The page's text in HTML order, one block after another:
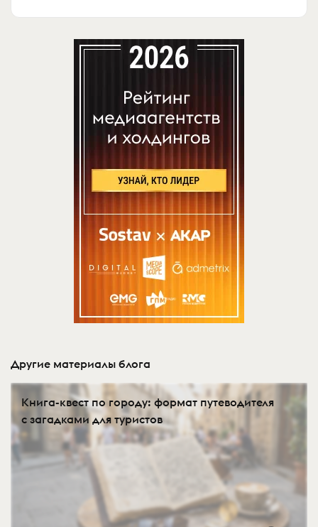
Другие материалы блога
Книга-квест по городу: формат путеводителя
с загадками для туристов